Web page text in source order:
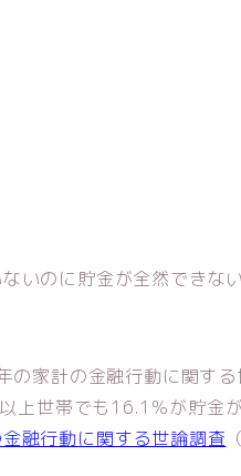
いのに貯金が全然できな
の家計の金融行動に関す
上世帯でも16.1％が貯金
融行動に関する世論調査